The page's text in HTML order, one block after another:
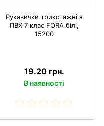
Рукавички трикотажні з
ПВХ 7 клас FORA білі,
15200
19.20 грн.
В наявності